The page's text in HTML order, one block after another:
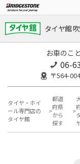
タイヤ館
お車のこ
06-
〒564-
タイヤ・ホイ
ール専門店の
タイヤ館
都道
府県
から
探す